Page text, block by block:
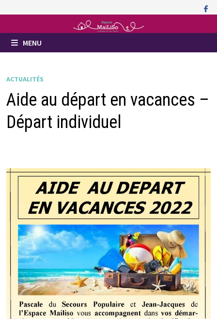
contenu
MENU
ACTUALITÉS
Aide au départ en vacances –
Départ individuel